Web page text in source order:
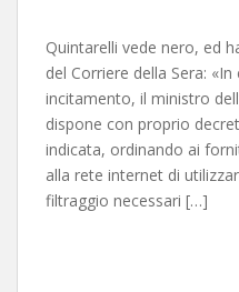
Quintarelli vede nero, ed
del Corriere della Sera:
incitamento, il ministro
dispone con proprio
indicata, ordinando ai
alla rete internet di
filtraggio necessari […]